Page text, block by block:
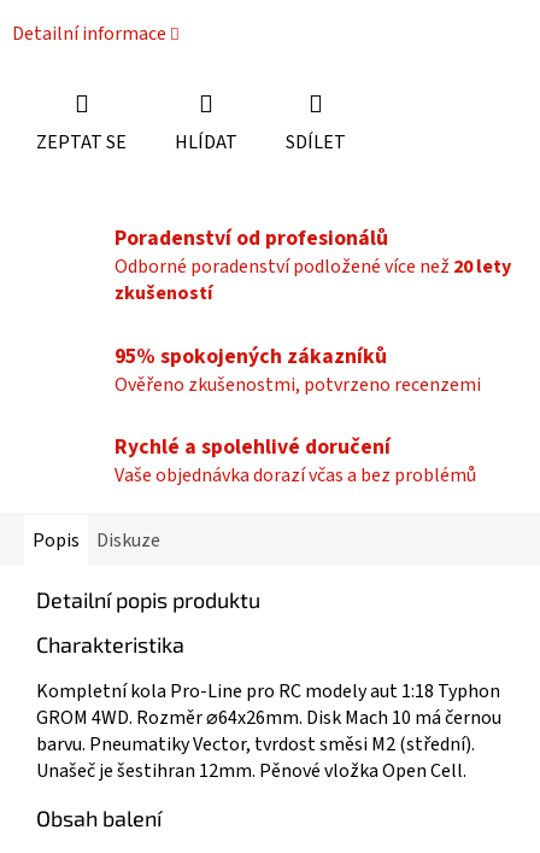
Detailní informace
ZEPTAT SE HLÍDAT SDÍLET
Poradenství od profesionálů
Odborné poradenství podložené více než 20 lety
zkušeností
95% spokojených zákazníků
Ověřeno zkušenostmi, potvrzeno recenzemi
Rychlé a spolehlivé doručení
Vaše objednávka dorazí včas a bez problémů
Popis Diskuze
Detailní popis produktu
Charakteristika
Kompletní kola Pro-Line pro RC modely aut 1:18 Typhon
GROM 4WD. Rozměr ⌀64x26mm. Disk Mach 10 má černou
barvu. Pneumatiky Vector, tvrdost směsi M2 (střední).
Unašeč je šestihran 12mm. Pěnové vložka Open Cell.
Obsah balení